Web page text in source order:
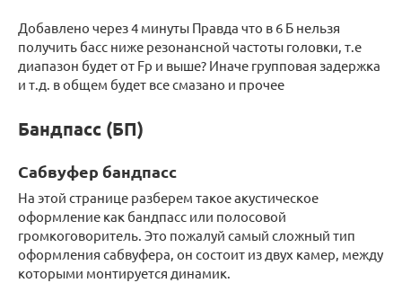
Добавлено через 4 минуты Правда что в 6 Б нельзя
получить басс ниже резонансной частоты головки, т.е
диапазон будет от Fр и выше? Иначе групповая задержка
и т.д. в общем будет все смазано и прочее
Бандпасс (БП)
Сабвуфер бандпасс
На этой странице разберем такое акустическое
оформление как бандпасс или полосовой
громкоговоритель. Это пожалуй самый сложный тип
оформления сабвуфера, он состоит из двух камер, между
которыми монтируется динамик.